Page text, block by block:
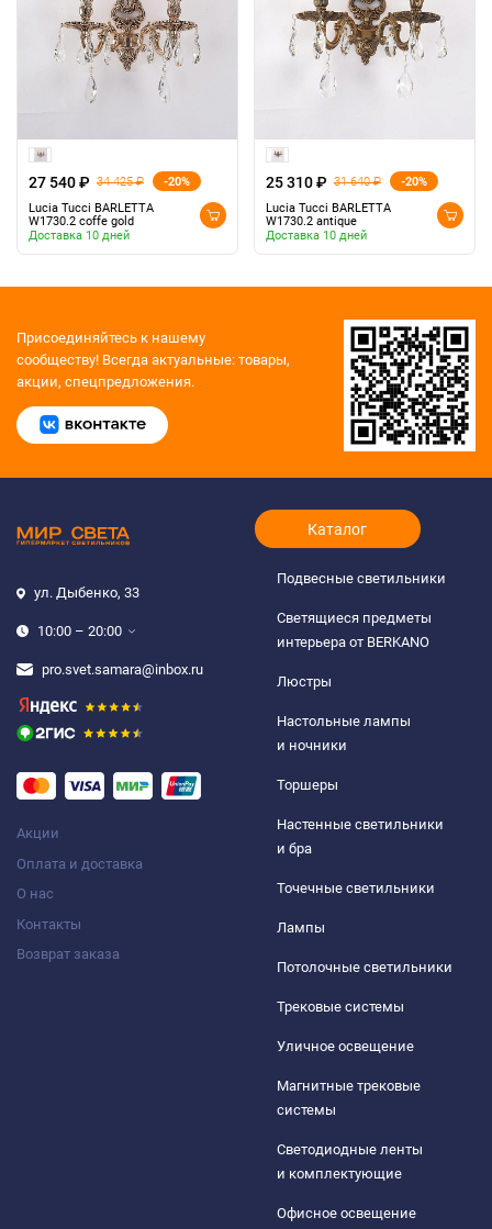
27 540 ₽ 34 425 ₽
-20%
Lucia Tucci BARLETTA
W1730.2 coffe gold
Доставка 10 дней
25 310 ₽ 31 640 ₽
-20%
Lucia Tucci BARLETTA
W1730.2 antique
Доставка 10 дней
Присоединяйтесь к нашему
сообществу! Всегда актуальные: товары,
акции, спецпредложения.
ул. Дыбенко, 33
10:00 – 20:00
pro.svet.samara@inbox.ru
Акции
Оплата и доставка
О нас
Контакты
Возврат заказа
Каталог
Подвесные светильники
Светящиеся предметы
интерьера от BERKANO
Люстры
Настольные лампы
и ночники
Торшеры
Настенные светильники
и бра
Точечные светильники
Лампы
Потолочные светильники
Трековые системы
Уличное освещение
Магнитные трековые
системы
Светодиодные ленты
и комплектующие
Офисное освещение